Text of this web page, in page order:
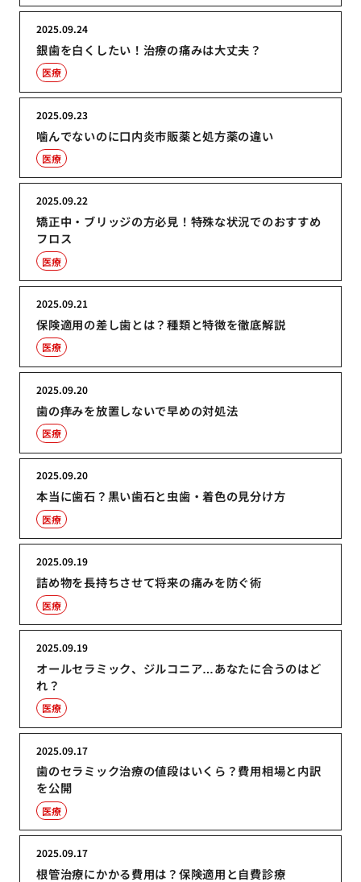
銀歯を白くしたい！治療の痛みは大丈夫？
2025.09.24
医療
噛んでないのに口内炎市販薬と処方薬の違い
2025.09.23
医療
矯正中・ブリッジの方必見！特殊な状況でのおすすめ
フロス
2025.09.22
医療
保険適用の差し歯とは？種類と特徴を徹底解説
2025.09.21
医療
歯の痒みを放置しないで早めの対処法
2025.09.20
医療
本当に歯石？黒い歯石と虫歯・着色の見分け方
2025.09.20
医療
詰め物を長持ちさせて将来の痛みを防ぐ術
2025.09.19
医療
オールセラミック、ジルコニア…あなたに合うのはど
れ？
2025.09.19
医療
歯のセラミック治療の値段はいくら？費用相場と内訳
を公開
2025.09.17
医療
根管治療にかかる費用は？保険適用と自費診療
2025.09.17